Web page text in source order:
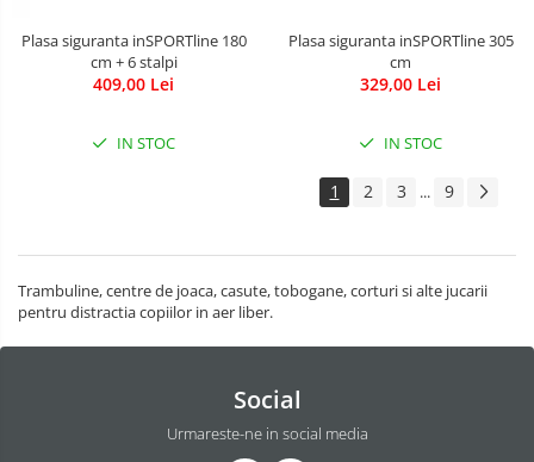
Plasa siguranta inSPORTline 180
cm + 6 stalpi
409,00 Lei
IN STOC
Plasa siguranta inSPORTline 305
cm
329,00 Lei
IN STOC
1 2 3 ... 9
Trambuline, centre de joaca, casute, tobogane, corturi si alte jucarii
pentru distractia copiilor in aer liber.
Social
Urmareste-ne in social media